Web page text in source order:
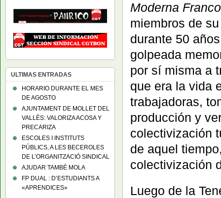
Moderna
miembros de
durante 50
golpeada
por sí misma a
que era la vida
trabajadoras,
producción y
colectivización
de aquel
colectivización
Luego de la
ULTIMAS ENTRADAS
HORARIO DURANTE EL MES
DE AGOSTO
AJUNTAMENT DE MOLLET DEL
VALLÈS: VALORIZA ACOSA Y
PRECARIZA
ESCOLES I INSTITUTS
PÚBLICS, A LES BECEROLES
DE L’ORGANITZACIÓ SINDICAL
AJUDAR TAMBÉ MOLA
FP DUAL : D’ESTUDIANTS A
«APRENDICES»